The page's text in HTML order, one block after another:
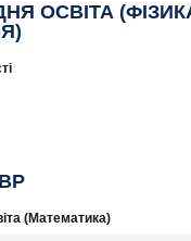
ОСВІТА
(Математика)